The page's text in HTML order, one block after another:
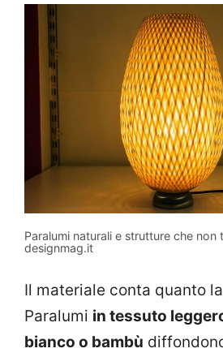
Paralumi naturali e strutture che
designmag.it
Il materiale conta quanto
Paralumi in tessuto
bianco o bambù